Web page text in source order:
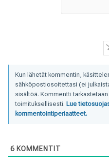
Kun lähetät kommentin,
sähköpostiosoitettasi (ei
sisältöä. Kommentti
toimituksellisesti. Lue
kommentointiperiaatteet.
6 KOMMENTIT